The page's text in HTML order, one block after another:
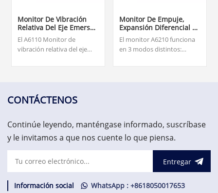
Monitor De Vibración
Relativa Del Eje Emerson
A6110
El A6110 Monitor de
vibración relativa del eje
de la maquinaria AMS 6500
diseñado para brindar una
la maquinaria rotativa más
crítica de la planta.
Monitor De Empuje,
Expansión Diferencial Y
Caída De Varilla De
Doble Canal Emerson
A6210
El monitor A6210 funciona
en 3 modos distintos:
expansión diferencial o
CONTÁCTENOS
Continúe leyendo, manténgase informado, suscríbase
y le invitamos a que nos cuente lo que piensa.
Entregar
Información social WhatsApp : +8618050017653